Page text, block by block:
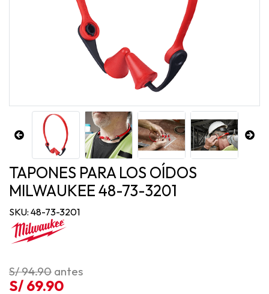
TAPONES PARA LOS OÍDOS
MILWAUKEE 48-73-3201
SKU: 48-73-3201
S/ 94.90 antes
S/ 69.90